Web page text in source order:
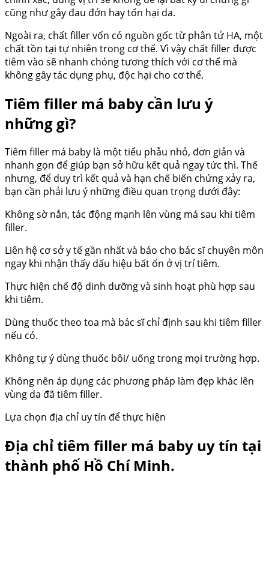
cũng như gây đau đớn hay tổn hại da.
Ngoài ra, chất filler vốn có nguồn gốc từ phân tử HA, một
chất tồn tại tự nhiên trong cơ thể. Vì vậy chất filler được
tiêm vào sẽ nhanh chóng tương thích với cơ thể mà
không gây tác dụng phụ, độc hại cho cơ thể.
Tiêm filler má baby cần lưu ý
những gì?
Tiêm filler má baby là một tiểu phẫu nhỏ, đơn giản và
nhanh gọn để giúp bạn sở hữu kết quả ngay tức thì. Thế
nhưng, để duy trì kết quả và hạn chế biến chứng xảy ra,
bạn cần phải lưu ý những điều quan trọng dưới đây:
Không sờ nắn, tác động mạnh lên vùng má sau khi tiêm
filler.
Liên hệ cơ sở y tế gần nhất và báo cho bác sĩ chuyên môn
ngay khi nhận thấy dấu hiệu bất ổn ở vị trí tiêm.
Thực hiện chế độ dinh dưỡng và sinh hoạt phù hợp sau
khi tiêm.
Dùng thuốc theo toa mà bác sĩ chỉ định sau khi tiêm filler
nếu có.
Không tự ý dùng thuốc bôi/ uống trong mọi trường hợp.
Không nên áp dụng các phương pháp làm đẹp khác lên
vùng da đã tiêm filler.
Lựa chọn địa chỉ uy tín để thực hiện
Địa chỉ tiêm filler má baby uy tín tại
thành phố Hồ Chí Minh.